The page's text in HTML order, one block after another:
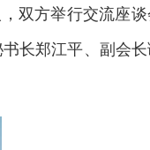
双方举行交流座
长郑江平、副会